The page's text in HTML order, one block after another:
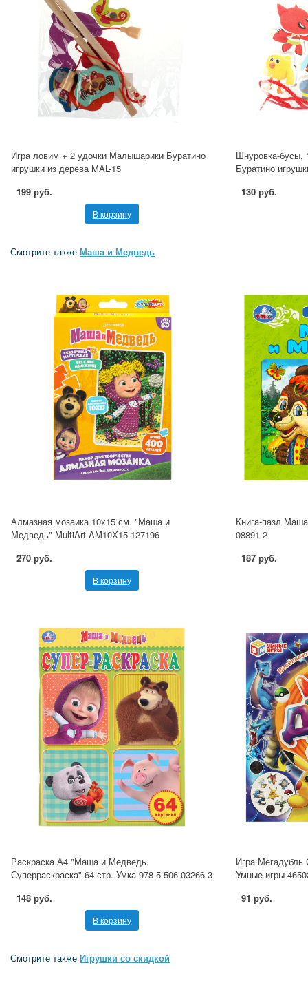
Игра ловим + 2 удочки Малышарики Буратино
игрушки из дерева MAL-15
199 руб.
В корзину
Шнуровка-
Буратино
130 руб.
Смотрите также Маша и Медведь
Алмазная мозаика 10х15 см. "Маша и
Медведь" MultiArt AM10X15-127196
270 руб.
В корзину
Книга-пазл
08891-2
187 руб.
Раскраска А4 "Маша и Медведь.
Суперраскраска" 64 стр. Умка 978-5-506-03266-3
148 руб.
В корзину
Игра Мегадубль
Умные игры
91 руб.
Смотрите также Игрушки со скидкой